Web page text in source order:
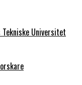
Universitet